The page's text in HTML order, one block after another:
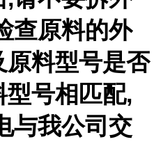
查原料的外
料型号是否
号相匹配,
与我公司交